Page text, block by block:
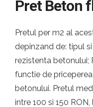
Pret Beton
Pretul per m2 al
depinzand de: tipul
rezistenta betonului;
functie de
betonului. Pretul
intre 100 si 150